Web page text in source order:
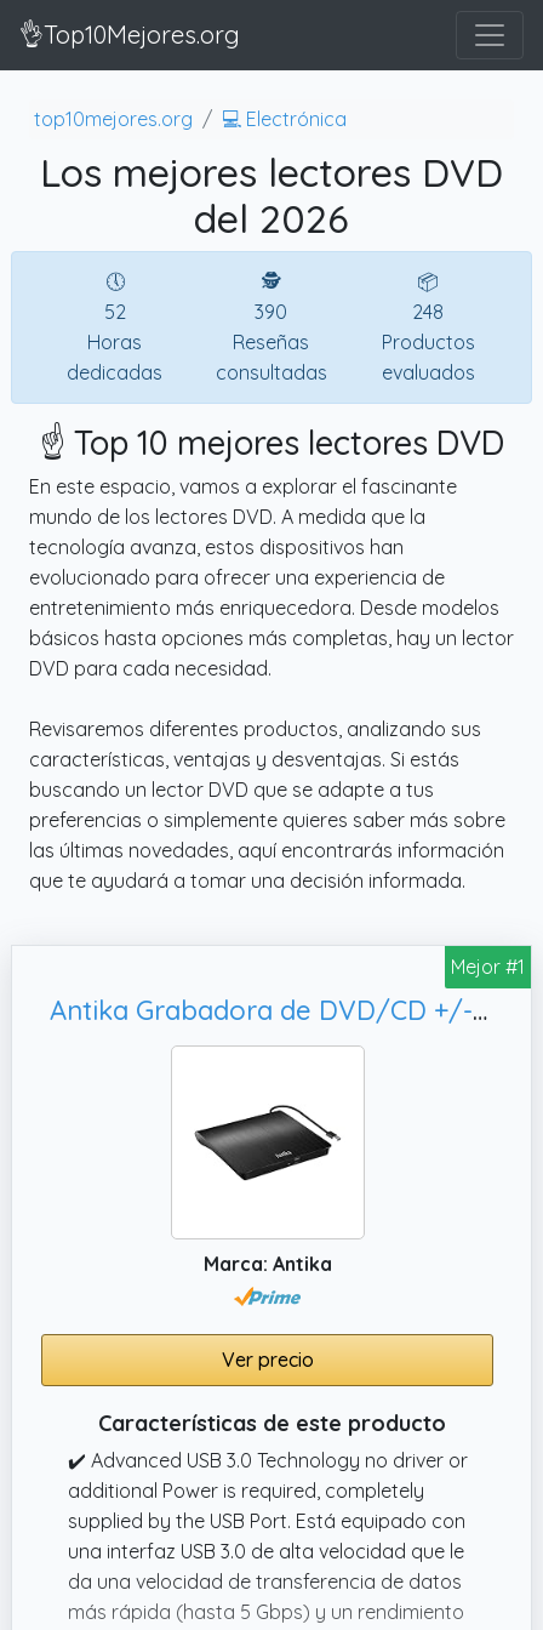
👌Top10Mejores.org
top10mejores.org 💻 Electrónica
Los mejores lectores DVD
del 2026
🕔
52
Horas
dedicadas
🕵
390
Reseñas
consultadas
📦
248
Productos
evaluados
☝️ Top 10 mejores lectores DVD
En este espacio, vamos a explorar el fascinante
mundo de los lectores DVD. A medida que la
tecnología avanza, estos dispositivos han
evolucionado para ofrecer una experiencia de
entretenimiento más enriquecedora. Desde modelos
básicos hasta opciones más completas, hay un lector
DVD para cada necesidad.
Revisaremos diferentes productos, analizando sus
características, ventajas y desventajas. Si estás
buscando un lector DVD que se adapte a tus
preferencias o simplemente quieres saber más sobre
las últimas novedades, aquí encontrarás información
que te ayudará a tomar una decisión informada.
Mejor #1
Antika Grabadora de DVD/CD +/-RW,PC Mac/OS/XP/Vista/Win11/Win10/Win8 (Black3.0)
Marca: Antika
Ver precio
Características de este producto
✔️ Advanced USB 3.0 Technology no driver or
additional Power is required, completely
supplied by the USB Port. Está equipado con
una interfaz USB 3.0 de alta velocidad que le
da una velocidad de transferencia de datos
más rápida (hasta 5 Gbps) y un rendimiento